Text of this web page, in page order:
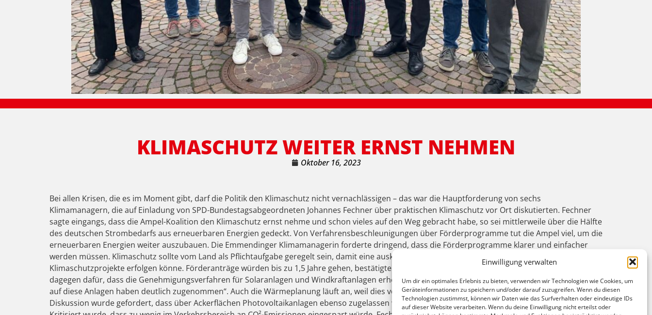
Einwilligung verwalten
Um dir ein optimales Erlebnis zu bieten, verwenden wir Technologien wie Cookies, um
Geräteinformationen zu speichern und/oder darauf zuzugreifen. Wenn du diesen
Technologien zustimmst, können wir Daten wie das Surfverhalten oder eindeutige IDs
auf dieser Website verarbeiten. Wenn du deine Einwilligung nicht erteilst oder
KLIMASCHUTZ WEITER ERNST NEHMEN
Oktober 16, 2023
Bei allen Krisen, die es im Moment gibt, darf die Politik den Klimaschutz nicht vernachlässigen – das war die Hauptforderung von sechs
Klimamanagern, die auf Einladung von SPD-Bundestagsabgeordneten Johannes Fechner über praktischen Klimaschutz vor Ort diskutierten. Fechner
sagte eingangs, dass die Ampel-Koalition den Klimaschutz ernst nehme und schon vieles auf den Weg gebracht habe, so sei mittlerweile über die Hälfte
des deutschen Strombedarfs aus erneuerbaren Energien gedeckt. Von Verfahrensbeschleunigungen über Förderprogramme tut die Ampel viel, um die
erneuerbaren Energien weiter auszubauen. Die Emmendinger Klimamanagerin forderte dringend, dass die Förderprogramme klarer und einfacher
werden müssen. Klimaschutz sollte vom Land als Pflichtaufgabe geregelt sein, damit eine auskömmliche Finanzierung für die wichtigen
Klimaschutzprojekte erfolgen könne. Förderanträge würden bis zu 1,5 Jahre gehen, bestätigte die Endinger Klimaschutzmanagerin. Großes Lob gab es
dagegen dafür, dass die Genehmigungsverfahren für Solaranlagen und Windkraftanlagen erheblich vereinfacht wurden. „Das spüren wir, die Anträge
auf diese Anlagen haben deutlich zugenommen“. Auch die Wärmeplanung läuft an, weil dies vom Land gefördert werde. In der anschließenden
Diskussion wurde gefordert, dass über Ackerflächen Photovoltaikanlagen ebenso zugelassen werden müssten wie in Hochwasserschutzgebieten.